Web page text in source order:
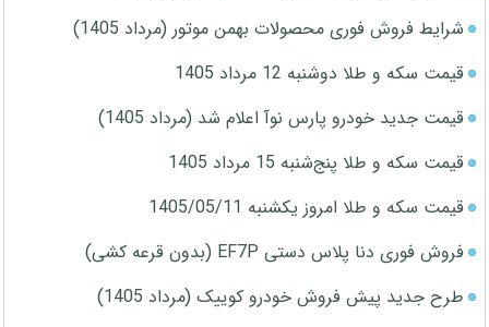
شرایط فروش فوری محصولات بهمن موتور (مرداد 1405)
قیمت سکه و طلا دوشنبه 12 مرداد 1405
قیمت جدید خودرو پارس نوآ اعلام شد (مرداد 1405)
قیمت سکه و طلا پنج‌شنبه 15 مرداد 1405
قیمت سکه و طلا امروز یکشنبه 1405/05/11
فروش فوری دنا پلاس دستی EF7P (بدون قرعه کشی)
طرح جدید پیش فروش خودرو کوییک (مرداد 1405)